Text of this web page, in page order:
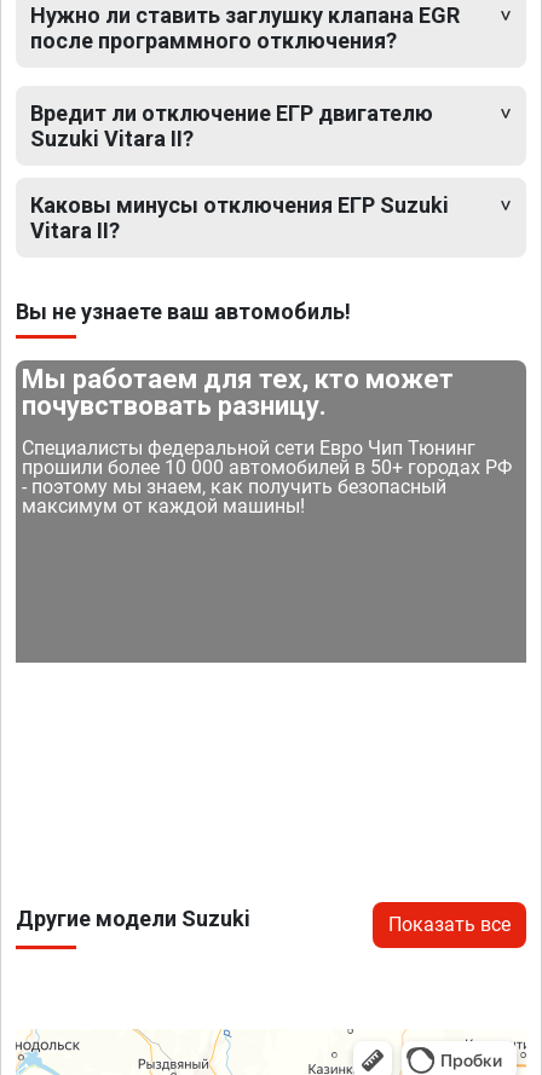
Нужно ли ставить заглушку клапана EGR
после программного отключения?
Вредит ли отключение ЕГР двигателю
Suzuki Vitara II?
Каковы минусы отключения ЕГР Suzuki
Vitara II?
Вы не узнаете ваш автомобиль!
Мы работаем для тех, кто может
почувствовать разницу.
Специалисты федеральной сети Евро Чип Тюнинг
прошили более 10 000 автомобилей в 50+ городах РФ
- поэтому мы знаем, как получить безопасный
максимум от каждой машины!
Другие модели Suzuki Показать все